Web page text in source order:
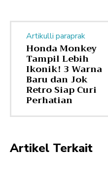
Artikulli paraprak
Honda Monkey
Tampil Lebih
Ikonik! 3 Warna
Baru dan Jok
Retro Siap Curi
Perhatian
Artikel Terkait